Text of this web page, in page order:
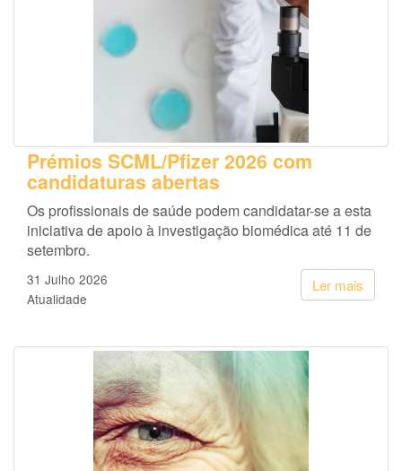
Prémios SCML/Pfizer 2026 com
candidaturas abertas
Os profissionais de saúde podem candidatar-se a esta
iniciativa de apoio à investigação biomédica até 11 de
setembro.
Ler mais
31 Julho 2026
Atualidade